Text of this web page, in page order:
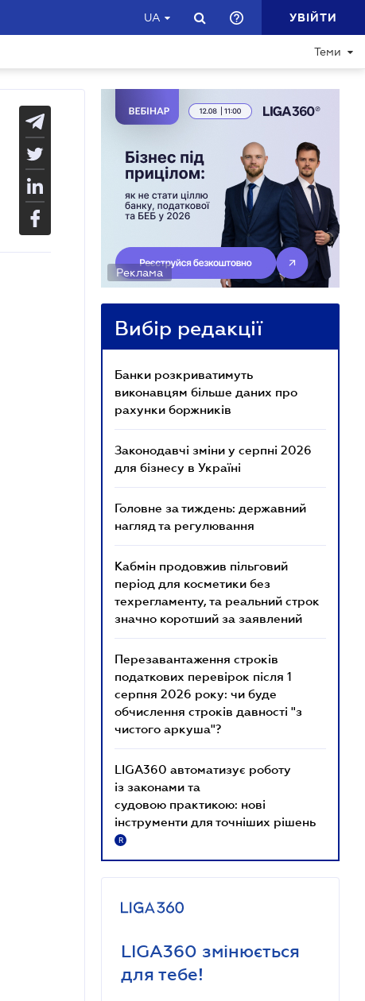
UA УВІЙТИ
Теми
Реклама
Вибір редакції
Банки розкриватимуть
виконавцям більше даних про
рахунки боржників
Законодавчі зміни у серпні 2026
для бізнесу в Україні
Головне за тиждень: державний
нагляд та регулювання
Кабмін продовжив пільговий
період для косметики без
техрегламенту, та реальний строк
значно коротший за заявлений
Перезавантаження строків
податкових перевірок після 1
серпня 2026 року: чи буде
обчислення строків давності "з
чистого аркуша"?
LIGA360 автоматизує роботу
із законами та
судовою практикою: нові
інструменти для точніших рішень
R
LIGA360 змінюється
для тебе!